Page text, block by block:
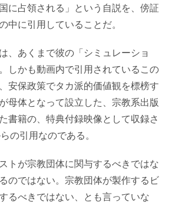
に占領される」という自説を、傍証
中に引用していることだ。
、あくまで彼の「シミュレーショ
しかも動画内で引用されているこの
安保政策でタカ派的価値観を標榜す
母体となって設立した、宗教系出版
書籍の、特典付録映像として収録さ
の引用なのである。
トが宗教団体に関与するべきではな
のではない。宗教団体が製作するビ
るべきではない、とも言っていな